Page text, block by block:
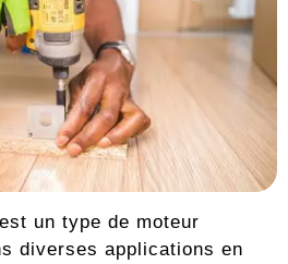
un type de moteur
diverses applications en